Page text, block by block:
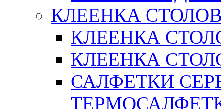
КЛЕЕНКА
КЛЕЕНКА
КЛЕЕНКА
САЛФЕТКИ